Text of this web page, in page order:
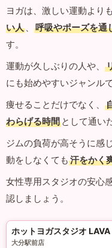
ヨガは、激しい運動よりも
い人 、 呼吸やポーズを通
す。
運動が久しぶりの人や、
にも始めやすいジャンルで
痩せることだけでなく、
わらげる時間 として通い
ジムの負荷が高そうに感
動をしなくても 汗をかく
女性専用スタジオの安心
認しましょう。
ホットヨガスタジオ LAVA
大分駅前店